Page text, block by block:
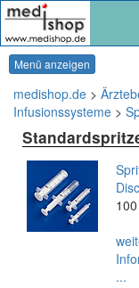
Menü anzeigen
medishop.de >
Infusionssysteme >
...